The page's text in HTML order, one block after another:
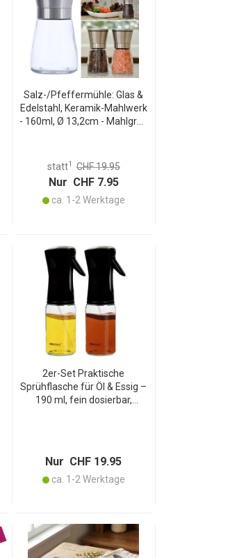
Salz-/Pfeffermühle: Glas &
Edelstahl, Keramik-Mahlwerk
- 160ml, Ø 13,2cm - Mahlgrad
statt1 CHF 19.95
Nur CHF 7.95
ca. 1-2 Werktage
2er-Set Praktische
Sprühflasche für Öl & Essig –
190 ml, fein dosierbar,
Nur CHF 19.95
ca. 1-2 Werktage